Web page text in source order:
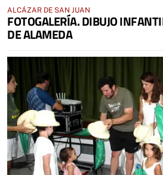
ALCÁZAR DE SAN JUAN
FOTOGALERÍA. DIBUJO
DE ALAMEDA